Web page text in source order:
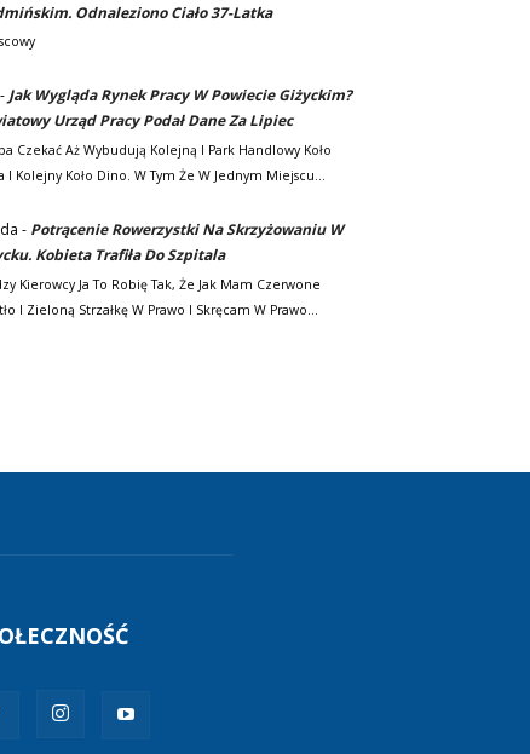
Odnaleziono Ciało 37-Latka
- Jak Wygląda Rynek Pracy W Powiecie Giżyckim?
Urząd Pracy Podał Dane Za Lipiec
Czekać Aż Wybudują Kolejną I Park Handlowy Koło
I Kolejny Koło Dino. W Tym Że W Jednym Miejscu…
- Potrącenie Rowerzystki Na Skrzyżowaniu W
Kobieta Trafiła Do Szpitala
Kierowcy Ja To Robię Tak, Że Jak Mam Czerwone
I Zieloną Strzałkę W Prawo I Skręcam W Prawo…